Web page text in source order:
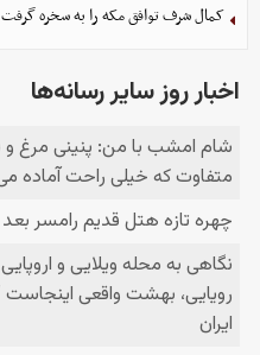
کمال شرف توافق مکه را به سخره گرفت